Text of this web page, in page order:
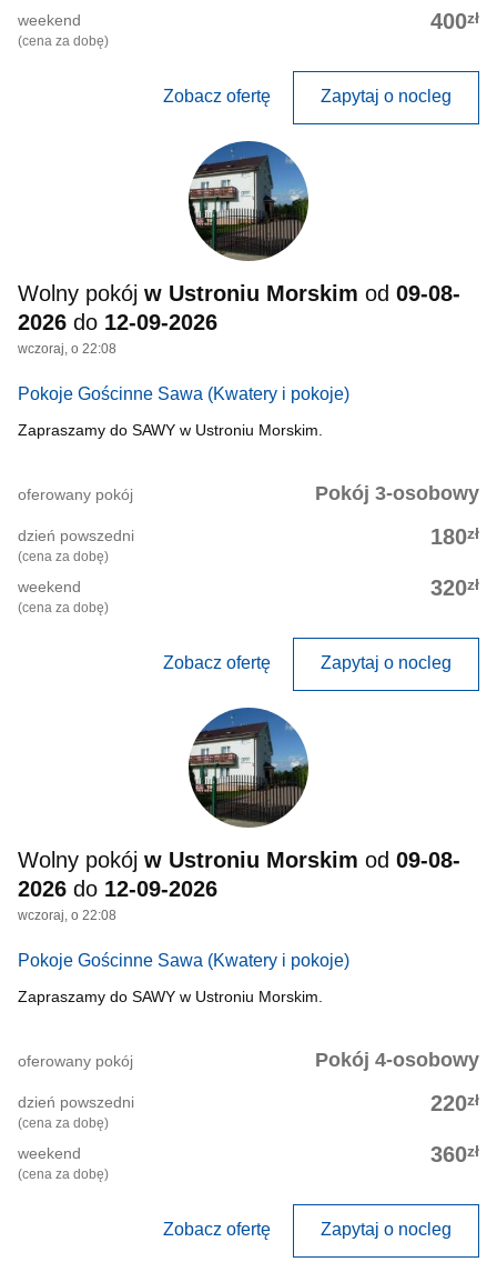
400zł
weekend
(cena za dobę)
Zobacz ofertę Zapytaj o nocleg
Wolny pokój w Ustroniu Morskim od 09-08-
2026 do 12-09-2026
wczoraj, o 22:08
Pokoje Gościnne Sawa (Kwatery i pokoje)
Zapraszamy do SAWY w Ustroniu Morskim.
Pokój 3-osobowy
oferowany pokój
180zł
dzień powszedni
(cena za dobę)
320zł
weekend
(cena za dobę)
Zobacz ofertę Zapytaj o nocleg
Wolny pokój w Ustroniu Morskim od 09-08-
2026 do 12-09-2026
wczoraj, o 22:08
Pokoje Gościnne Sawa (Kwatery i pokoje)
Zapraszamy do SAWY w Ustroniu Morskim.
Pokój 4-osobowy
oferowany pokój
220zł
dzień powszedni
(cena za dobę)
360zł
weekend
(cena za dobę)
Zobacz ofertę Zapytaj o nocleg